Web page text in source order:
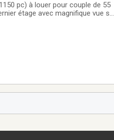
pc) à louer pour couple de 55
étage avec magnifique vue sur